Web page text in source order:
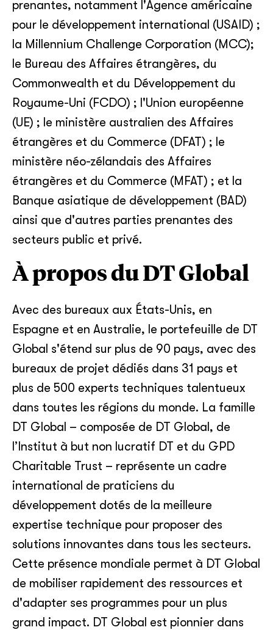
prenantes, notamment l'Agence américaine
pour le développement international (USAID) ;
la Millennium Challenge Corporation (MCC);
le Bureau des Affaires étrangères, du
Commonwealth et du Développement du
Royaume-Uni (FCDO) ; l'Union européenne
(UE) ; le ministère australien des Affaires
étrangères et du Commerce (DFAT) ; le
ministère néo-zélandais des Affaires
étrangères et du Commerce (MFAT) ; et la
Banque asiatique de développement (BAD)
ainsi que d'autres parties prenantes des
secteurs public et privé.
À propos du DT Global
Avec des bureaux aux États-Unis, en
Espagne et en Australie, le portefeuille de DT
Global s'étend sur plus de 90 pays, avec des
bureaux de projet dédiés dans 31 pays et
plus de 500 experts techniques talentueux
dans toutes les régions du monde. La famille
DT Global – composée de DT Global, de
l’Institut à but non lucratif DT et du GPD
Charitable Trust – représente un cadre
international de praticiens du
développement dotés de la meilleure
expertise technique pour proposer des
solutions innovantes dans tous les secteurs.
Cette présence mondiale permet à DT Global
de mobiliser rapidement des ressources et
d'adapter ses programmes pour un plus
grand impact. DT Global est pionnier dans